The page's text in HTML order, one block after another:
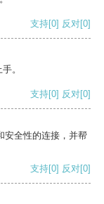
支持[0] 反对[0]
。
支持[0] 反对[0]
安全性的连接，并帮
支持[0] 反对[0]